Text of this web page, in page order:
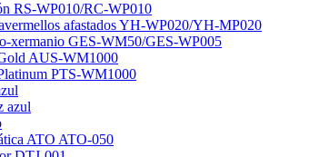
RS-WP010/RC-WP010
afastados YH-WP020/YH-MP020
xermanio GES-WM50/GES-WP005
AUS-WM1000
PTS-WM1000
azul
ATO ATO-050